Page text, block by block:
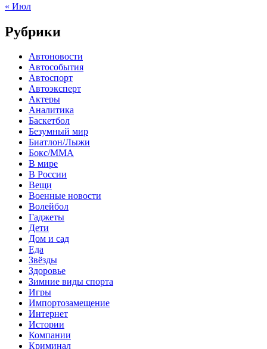
« Июл
Рубрики
Автоновости
Автособытия
Автоспорт
Автоэксперт
Актеры
Аналитика
Баскетбол
Безумный мир
Биатлон/Лыжи
Бокс/MMA
В мире
В России
Вещи
Военные новости
Волейбол
Гаджеты
Дети
Дом и сад
Еда
Звёзды
Здоровье
Зимние виды спорта
Игры
Импортозамещение
Интернет
Истории
Компании
Криминал